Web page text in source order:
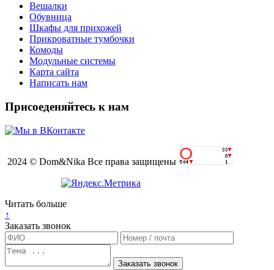
Вешалки
Обувница
Шкафы для прихожей
Прикроватные тумбочки
Комоды
Модульные системы
Карта сайта
Написать нам
Присоеденяйтесь к нам
2024 © Dom&Nika Все права защищены
Читать больше
↑
Заказать звонок